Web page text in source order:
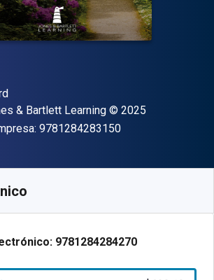
& Bartlett Learning Copyright
© 2025
9781284283150"ISBN-13
9781284284270